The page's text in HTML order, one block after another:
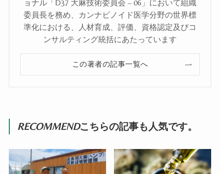
ョナル「D37 大麻技術委員会 – 06」において組織
委員長を務め、カンナビノイド医学分野の世界標
準化における、人材育成、評価、資格認定及びコ
ンサルティング統括にあたっています
この著者の記事一覧へ
RECOMMENDこちらの記事も人気です。